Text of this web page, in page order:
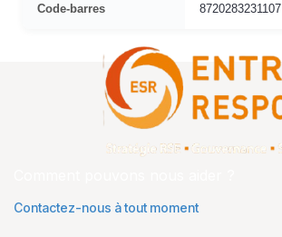
Code-barres 8720283231107
Contactez-nous à tout moment